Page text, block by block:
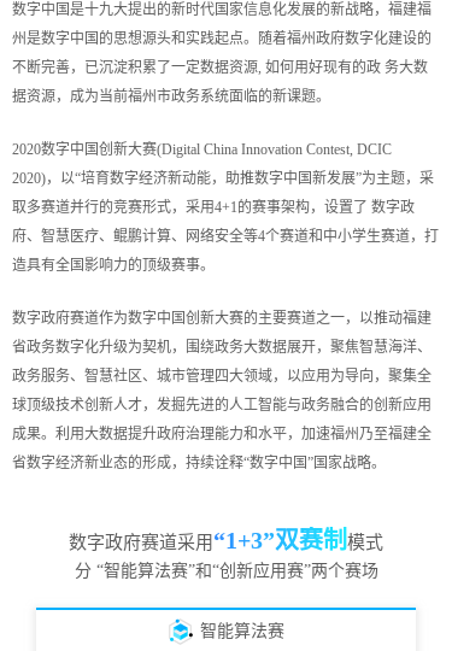
数字中国是十九大提出的新时代国家信息化发展的新战略，福建福
州是数字中国的思想源头和实践起点。随着福州政府数字化建设的
不断完善，已沉淀积累了一定数据资源, 如何用好现有的政 务大数
据资源，成为当前福州市政务系统面临的新课题。
2020数字中国创新大赛(Digital China Innovation Contest, DCIC
2020)，以“培育数字经济新动能，助推数字中国新发展”为主题，采
取多赛道并行的竞赛形式，采用4+1的赛事架构，设置了 数字政
府、智慧医疗、鲲鹏计算、网络安全等4个赛道和中小学生赛道，打
造具有全国影响力的顶级赛事。
数字政府赛道作为数字中国创新大赛的主要赛道之一，以推动福建
省政务数字化升级为契机，围绕政务大数据展开，聚焦智慧海洋、
政务服务、智慧社区、城市管理四大领域，以应用为导向，聚集全
球顶级技术创新人才，发掘先进的人工智能与政务融合的创新应用
成果。利用大数据提升政府治理能力和水平，加速福州乃至福建全
省数字经济新业态的形成，持续诠释“数字中国”国家战略。
数字政府赛道采用“1+3”双赛制 模式
分 “智能算法赛”和“创新应用赛”两个赛场
智能算法赛